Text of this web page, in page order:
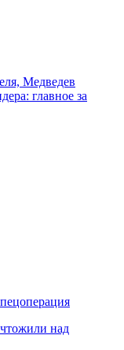
Медведев
главное за
над